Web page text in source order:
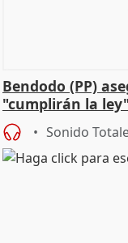
Bendodo (PP)
"cumplirán la
Sonido